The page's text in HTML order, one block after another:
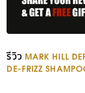
รีวิว MARK HILL
DE-FRIZZ